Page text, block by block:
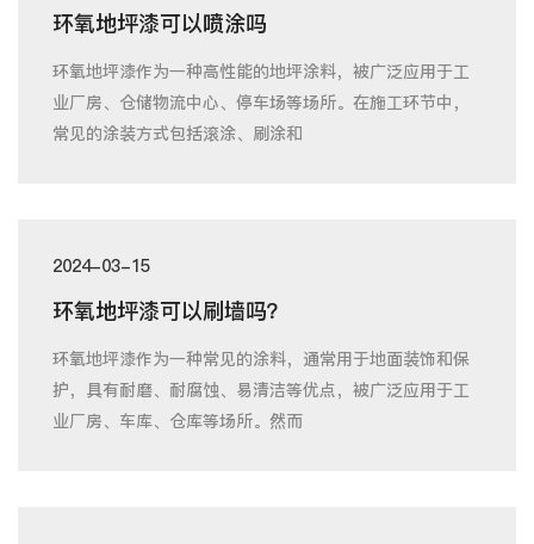
环氧地坪漆可以喷涂吗
环氧地坪漆作为一种高性能的地坪涂料，被广泛应用于工
业厂房、仓储物流中心、停车场等场所。在施工环节中，
常见的涂装方式包括滚涂、刷涂和
2024-03-15
环氧地坪漆可以刷墙吗？
环氧地坪漆作为一种常见的涂料，通常用于地面装饰和保
护，具有耐磨、耐腐蚀、易清洁等优点，被广泛应用于工
业厂房、车库、仓库等场所。然而